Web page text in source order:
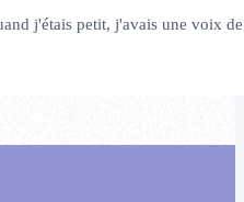
j'étais petit, j'avais une voix